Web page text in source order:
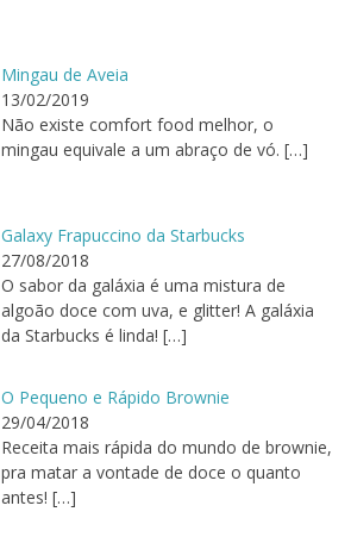
Mingau de Aveia
13/02/2019
Não existe comfort food melhor, o
mingau equivale a um abraço de vó. […]
Galaxy Frapuccino da Starbucks
27/08/2018
O sabor da galáxia é uma mistura de
algoão doce com uva, e glitter! A galáxia
da Starbucks é linda! […]
O Pequeno e Rápido Brownie
29/04/2018
Receita mais rápida do mundo de brownie,
pra matar a vontade de doce o quanto
antes! […]